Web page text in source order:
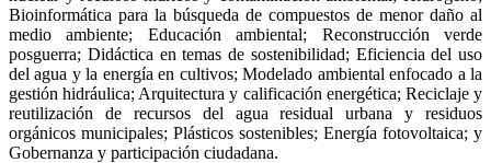
Bioinformática para la búsqueda de compuestos de menor daño al
medio ambiente; Educación ambiental; Reconstrucción verde
posguerra; Didáctica en temas de sostenibilidad; Eficiencia del uso
del agua y la energía en cultivos; Modelado ambiental enfocado a la
gestión hidráulica; Arquitectura y calificación energética; Reciclaje y
reutilización de recursos del agua residual urbana y residuos
orgánicos municipales; Plásticos sostenibles; Energía fotovoltaica; y
Gobernanza y participación ciudadana.